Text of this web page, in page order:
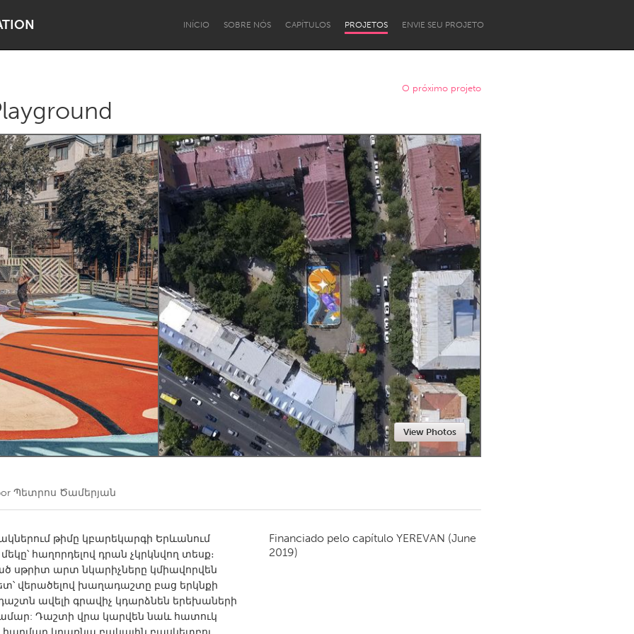
INÍCIO SOBRE NÓS CAPÍTULOS PROJETOS ENVIE SEU PROJETO
Dragon Dreaming
Lake Mac Lower Hunter
Newcastle
Kitchener-Waterloo New Glasgow
Newmarket
O próximo projeto
View Photos
Պետրոս Ծամերյան
թիմը կբարեկարգի Երևանում
հաղորդելով դրան չկրկնվող տեսք։
սթրիտ արտ նկարիչները կմիավորվեն
վերածելով խաղադաշտը բաց երկնքի
ավելի գրավիչ կդարձնեն երեխաների
Դաշտի վրա կարվեն նաև հատուկ
Financiado pelo capítulo YEREVAN (June
2019)